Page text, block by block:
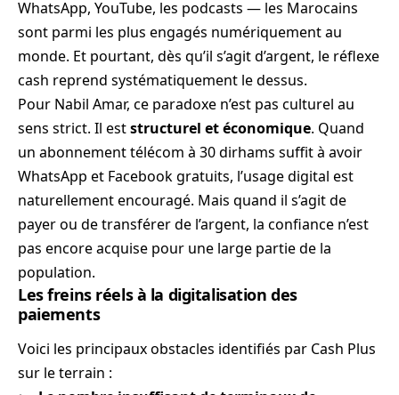
WhatsApp, YouTube, les podcasts — les Marocains
sont parmi les plus engagés numériquement au
monde. Et pourtant, dès qu’il s’agit d’argent, le réflexe
cash reprend systématiquement le dessus.
Pour Nabil Amar, ce paradoxe n’est pas culturel au
sens strict. Il eststructurel et économique. Quand
un abonnement télécom à 30 dirhams suffit à avoir
WhatsApp et Facebook gratuits, l’usage digital est
naturellement encouragé. Mais quand il s’agit de
payer ou de transférer de l’argent, la confiance n’est
pas encore acquise pour une large partie de la
population.
Les freins réels à la digitalisation des
paiements
Voici les principaux obstacles identifiés par Cash Plus
sur le terrain :